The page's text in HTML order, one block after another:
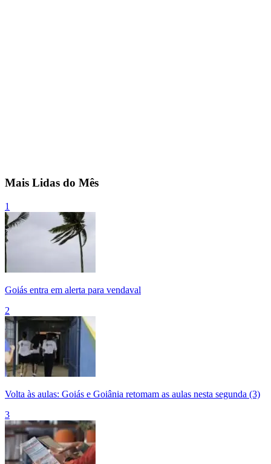
Mais Lidas do Mês
1
Goiás entra em alerta para vendaval
2
Volta às aulas: Goiás e Goiânia retomam as aulas nesta segunda (3)
3